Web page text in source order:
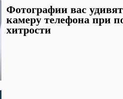
Фотографии вас
камеру телефона при
хитрости